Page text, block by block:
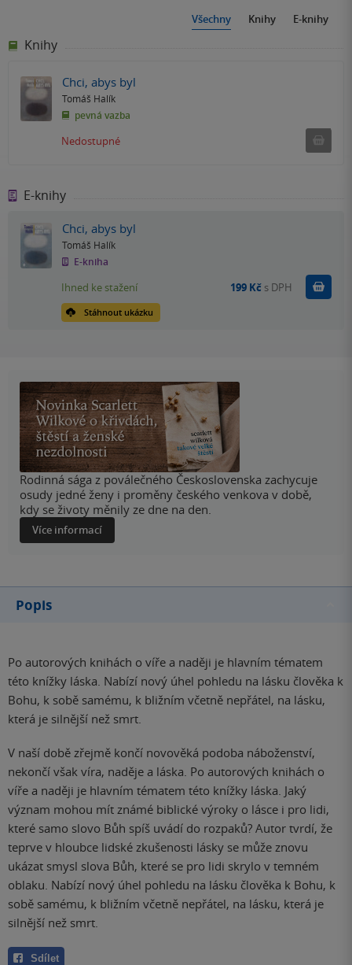
Všechny Knihy E-knihy
Knihy
Chci, abys byl
Tomáš Halík
pevná vazba
Nedostupné
E-knihy
Chci, abys byl
Tomáš Halík
E-kniha
Stáhnout ukázku
Ihned ke stažení 199 Kč s DPH Koupit
Rodinná sága z poválečného Československa zachycuje
osudy jedné ženy i proměny českého venkova v době,
kdy se životy měnily ze dne na den.
Více informací
Popis
Po autorových knihách o víře a naději je hlavním tématem
této knížky láska. Nabízí nový úhel pohledu na lásku člověka k
Bohu, k sobě samému, k bližním včetně nepřátel, na lásku,
která je silnější než smrt.
V naší době zřejmě končí novověká podoba náboženství,
nekončí však víra, naděje a láska. Po autorových knihách o
víře a naději je hlavním tématem této knížky láska. Jaký
význam mohou mít známé biblické výroky o lásce i pro lidi,
které samo slovo Bůh spíš uvádí do rozpaků? Autor tvrdí, že
teprve v hloubce lidské zkušenosti lásky se může znovu
ukázat smysl slova Bůh, které se pro lidi skrylo v temném
oblaku. Nabízí nový úhel pohledu na lásku člověka k Bohu, k
sobě samému, k bližním včetně nepřátel, na lásku, která je
silnější než smrt.
Sdílet